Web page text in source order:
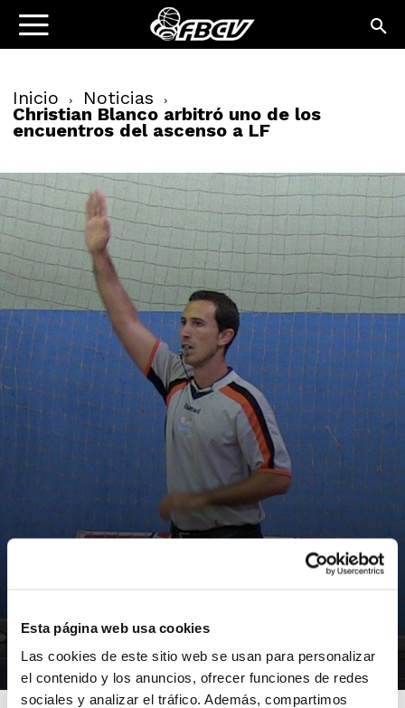
Esta página web usa cookies
Las cookies de este sitio web se usan para personalizar
el contenido y los anuncios, ofrecer funciones de redes
sociales y analizar el tráfico. Además, compartimos
Inicio Noticias
Christian Blanco arbitró uno de los
encuentros del ascenso a LF
encuentros del ascenso a LF